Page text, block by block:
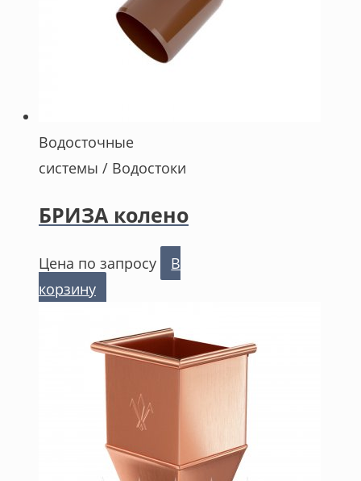
Водосточные
системы / Водостоки
БРИЗА колено
Цена по запросу
В
корзину